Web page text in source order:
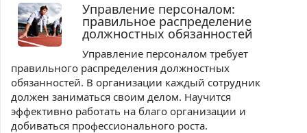
Управление персоналом:
правильное распределение
должностных обязанностей
Управление персоналом требует
правильного распределения должностных
обязанностей. В организации каждый сотрудник
должен заниматься своим делом. Научится
эффективно работать на благо организации и
добиваться профессионального роста.